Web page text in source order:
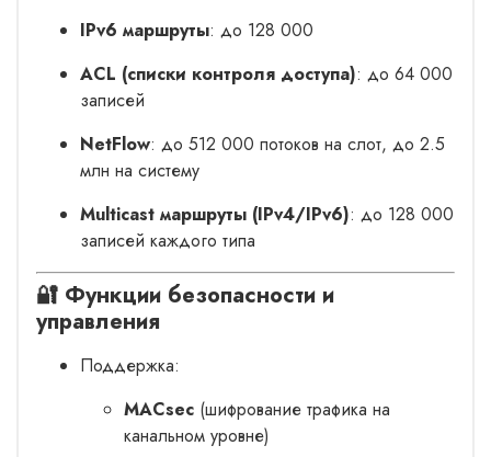
IPv6 маршруты: до 128 000
ACL (списки контроля доступа): до 64 000
записей
NetFlow: до 512 000 потоков на слот, до 2.5
млн на систему
Multicast маршруты (IPv4/IPv6): до 128 000
записей каждого типа
🔐 Функции безопасности и
управления
Поддержка:
MACsec (шифрование трафика на
канальном уровне)